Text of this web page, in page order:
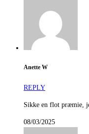
Anette W
REPLY
Sikke en flot præmie,
08/03/2025